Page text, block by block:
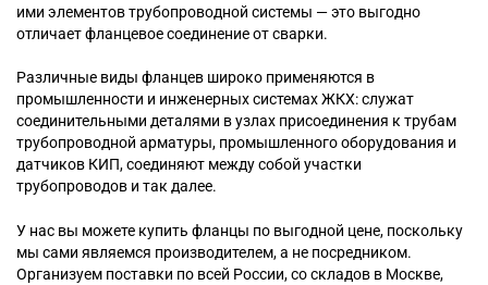
ими элементов трубопроводной системы — это выгодно
отличает фланцевое соединение от сварки.
Различные виды фланцев широко применяются в
промышленности и инженерных системах ЖКХ: служат
соединительными деталями в узлах присоединения к трубам
трубопроводной арматуры, промышленного оборудования и
датчиков КИП, соединяют между собой участки
трубопроводов и так далее.
У нас вы можете купить фланцы по выгодной цене, поскольку
мы сами являемся производителем, а не посредником.
Организуем поставки по всей России, со складов в Москве,